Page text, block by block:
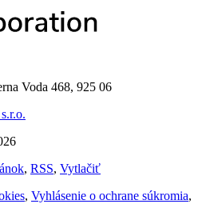
Voda 468, 925 06
, RSS, Vytlačiť
, Vyhlásenie o ochrane súkromia,